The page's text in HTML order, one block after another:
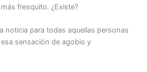
fresquito. ¿Existe?
noticia para todas aquellas personas
sensación de agobio y